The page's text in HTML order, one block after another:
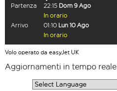
Partenza
22:15 Dom 9 Ago
In orario
Arrivo
01:10 Lun 10 Ago
In orario
Volo operato da easyJet UK
Aggiornamenti in tempo reale